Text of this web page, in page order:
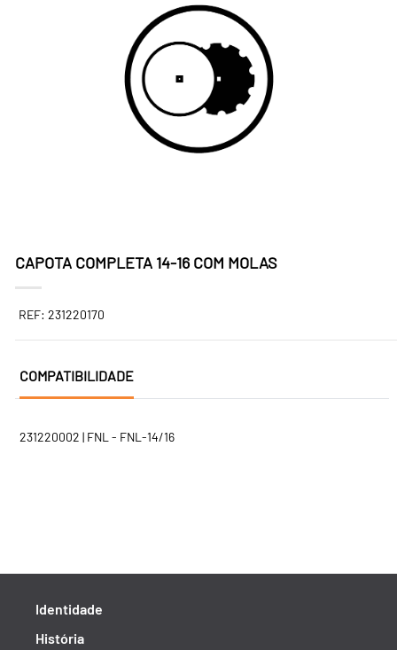
CAPOTA COMPLETA 14-16 COM MOLAS
REF: 231220170
COMPATIBILIDADE
231220002 | FNL - FNL-14/16
Identidade
História